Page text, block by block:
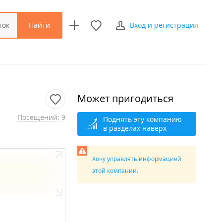
Найти Вход и регистрация
Посещений: 9
Может пригодиться
Поднять эту компанию
в разделах наверх
Хочу управлять информацией
этой компании.